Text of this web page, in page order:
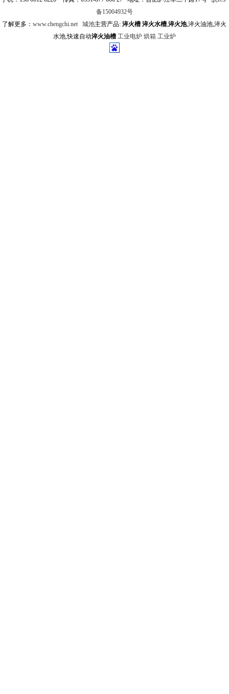
备15004932号
了解更多：www.chengchi.net 城池主营产品:淬火槽 淬火水槽,淬火池,淬火油池,淬火
水池,快速自动淬火油槽 工业电炉 烘箱 工业炉